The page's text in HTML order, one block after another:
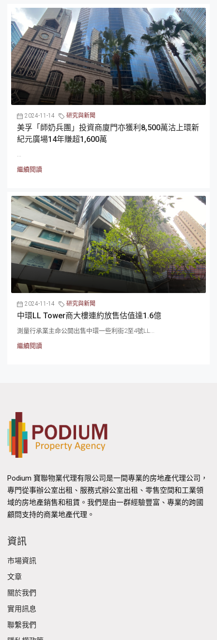
2024-11-14 研究與新聞
美孚「師奶兵團」投資商廈門亦獲利8,500萬沽上環新
紀元廣場14年賺超1,600萬
...
繼續閱讀
2024-11-14 研究與新聞
中環LL Tower商大樓連約放售估值達1.6億
測量行承業主命公開出售中環一些利街2至4號LL...
繼續閱讀
Podium 寶聯物業代理有限公司是一間專業的房地產代理公司，
專門從事辦公室出租、服務式辦公室出租、零售空間和工業領
域的房地產銷售和租賃。我們是由一群經驗豐富、專業的跨國
顧問支持的商業地產代理。
資訊
市場資訊
文章
關於我們
實用訊息
聯繫我們